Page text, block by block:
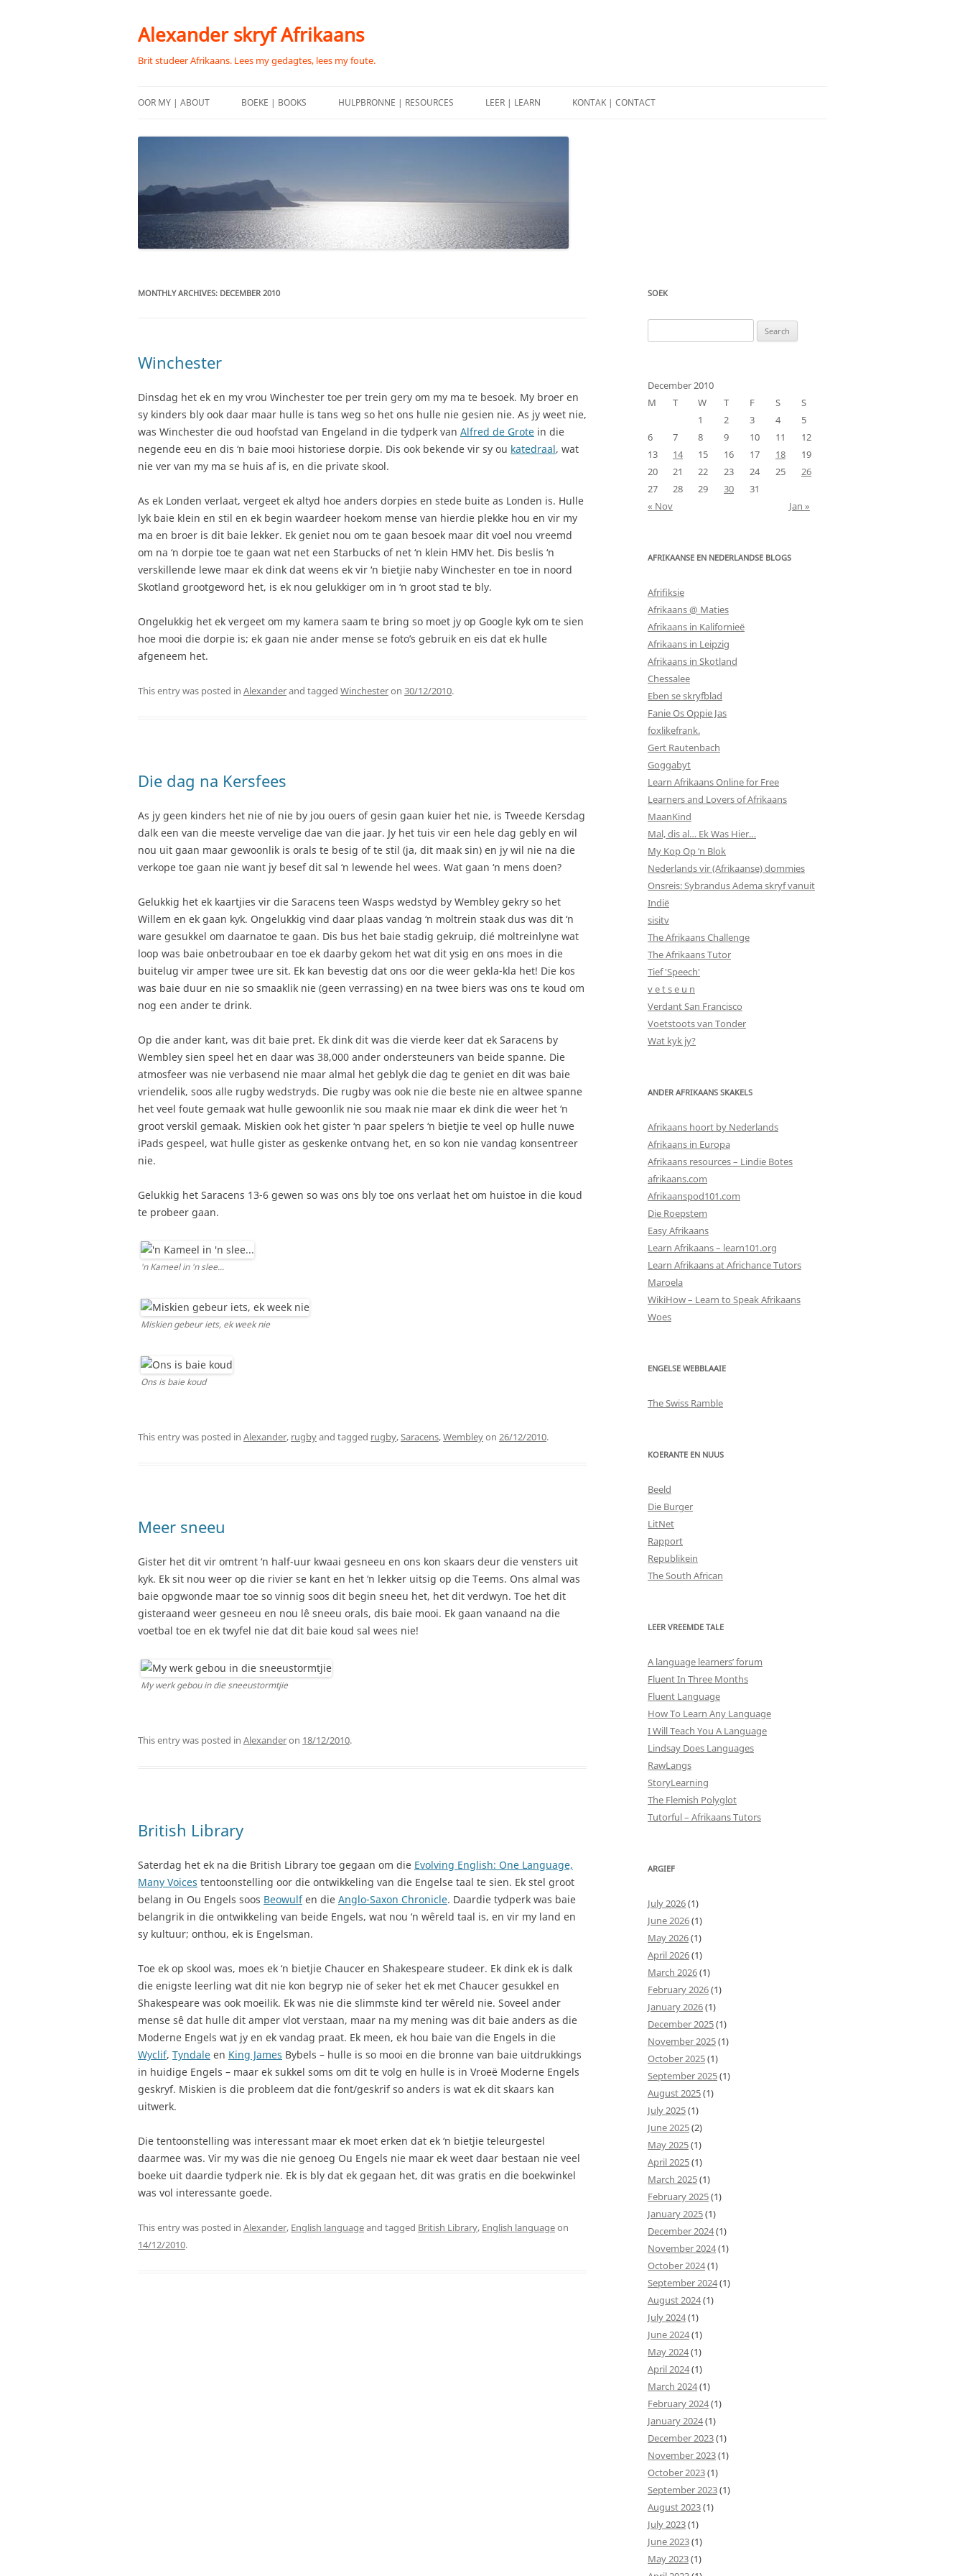
content
Alexander skryf Afrikaans
Brit studeer Afrikaans. Lees my gedagtes, lees my foute.
OOR MY | ABOUT BOEKE | BOOKS HULPBRONNE | RESOURCES LEER | LEARN KONTAK | CONTACT
MONTHLY ARCHIVES: DECEMBER 2010
Winchester
Dinsdag het ek en my vrou Winchester toe per trein gery om my ma te besoek. My broer en
sy kinders bly ook daar maar hulle is tans weg so het ons hulle nie gesien nie. As jy weet nie,
was Winchester die oud hoofstad van Engeland in die tydperk van Alfred de Grote in die
negende eeu en dis ‘n baie mooi historiese dorpie. Dis ook bekende vir sy ou katedraal, wat
nie ver van my ma se huis af is, en die private skool.
As ek Londen verlaat, vergeet ek altyd hoe anders dorpies en stede buite as Londen is. Hulle
lyk baie klein en stil en ek begin waardeer hoekom mense van hierdie plekke hou en vir my
ma en broer is dit baie lekker. Ek geniet nou om te gaan besoek maar dit voel nou vreemd
om na ‘n dorpie toe te gaan wat net een Starbucks of net ‘n klein HMV het. Dis beslis ‘n
verskillende lewe maar ek dink dat weens ek vir ‘n bietjie naby Winchester en toe in noord
Skotland grootgeword het, is ek nou gelukkiger om in ‘n groot stad te bly.
Ongelukkig het ek vergeet om my kamera saam te bring so moet jy op Google kyk om te sien
hoe mooi die dorpie is; ek gaan nie ander mense se foto’s gebruik en eis dat ek hulle
afgeneem het.
This entry was posted in Alexanderand tagged Winchesteron 30/12/2010.
Die dag na Kersfees
As jy geen kinders het nie of nie by jou ouers of gesin gaan kuier het nie, is Tweede Kersdag
dalk een van die meeste vervelige dae van die jaar. Jy het tuis vir een hele dag gebly en wil
nou uit gaan maar gewoonlik is orals te besig of te stil (ja, dit maak sin) en jy wil nie na die
verkope toe gaan nie want jy besef dit sal ‘n lewende hel wees. Wat gaan ‘n mens doen?
Gelukkig het ek kaartjies vir die Saracens teen Wasps wedstyd by Wembley gekry so het
Willem en ek gaan kyk. Ongelukkig vind daar plaas vandag ‘n moltrein staak dus was dit ‘n
ware gesukkel om daarnatoe te gaan. Dis bus het baie stadig gekruip, dié moltreinlyne wat
loop was baie onbetroubaar en toe ek daarby gekom het wat dit ysig en ons moes in die
buitelug vir amper twee ure sit. Ek kan bevestig dat ons oor die weer gekla-kla het! Die kos
was baie duur en nie so smaaklik nie (geen verrassing) en na twee biers was ons te koud om
nog een ander te drink.
Op die ander kant, was dit baie pret. Ek dink dit was die vierde keer dat ek Saracens by
Wembley sien speel het en daar was 38,000 ander ondersteuners van beide spanne. Die
atmosfeer was nie verbasend nie maar almal het geblyk die dag te geniet en dit was baie
vriendelik, soos alle rugby wedstryds. Die rugby was ook nie die beste nie en altwee spanne
het veel foute gemaak wat hulle gewoonlik nie sou maak nie maar ek dink die weer het ‘n
groot verskil gemaak. Miskien ook het gister ‘n paar spelers ‘n bietjie te veel op hulle nuwe
iPads gespeel, wat hulle gister as geskenke ontvang het, en so kon nie vandag konsentreer
nie.
Gelukkig het Saracens 13-6 gewen so was ons bly toe ons verlaat het om huistoe in die koud
te probeer gaan.
'n Kameel in 'n slee...
Miskien gebeur iets, ek week nie
Ons is baie koud
This entry was posted in Alexander, rugbyand tagged rugby,Saracens,Wembleyon 26/12/2010.
Meer sneeu
Gister het dit vir omtrent ‘n half-uur kwaai gesneeu en ons kon skaars deur die vensters uit
kyk. Ek sit nou weer op die rivier se kant en het ‘n lekker uitsig op die Teems. Ons almal was
baie opgwonde maar toe so vinnig soos dit begin sneeu het, het dit verdwyn. Toe het dit
gisteraand weer gesneeu en nou lê sneeu orals, dis baie mooi. Ek gaan vanaand na die
voetbal toe en ek twyfel nie dat dit baie koud sal wees nie!
My werk gebou in die sneeustormtjie
This entry was posted in Alexanderon 18/12/2010.
British Library
Saterdag het ek na die British Library toe gegaan om die Evolving English: One Language,
Many Voices tentoonstelling oor die ontwikkeling van die Engelse taal te sien. Ek stel groot
belang in Ou Engels soos Beowulfen die Anglo-Saxon Chronicle. Daardie tydperk was baie
belangrik in die ontwikkeling van beide Engels, wat nou ‘n wêreld taal is, en vir my land en
sy kultuur; onthou, ek is Engelsman.
Toe ek op skool was, moes ek ‘n bietjie Chaucer en Shakespeare studeer. Ek dink ek is dalk
die enigste leerling wat dit nie kon begryp nie of seker het ek met Chaucer gesukkel en
Shakespeare was ook moeilik. Ek was nie die slimmste kind ter wêreld nie. Soveel ander
mense sê dat hulle dit amper vlot verstaan, maar na my mening was dit baie anders as die
Moderne Engels wat jy en ek vandag praat. Ek meen, ek hou baie van die Engels in die
Wyclif, Tyndale en King James Bybels – hulle is so mooi en die bronne van baie uitdrukkings
in huidige Engels – maar ek sukkel soms om dit te volg en hulle is in Vroeë Moderne Engels
geskryf. Miskien is die probleem dat die font/geskrif so anders is wat ek dit skaars kan
uitwerk.
Die tentoonstelling was interessant maar ek moet erken dat ek ‘n bietjie teleurgestel
daarmee was. Vir my was die nie genoeg Ou Engels nie maar ek weet daar bestaan nie veel
boeke uit daardie tydperk nie. Ek is bly dat ek gegaan het, dit was gratis en die boekwinkel
was vol interessante goede.
This entry was posted in Alexander, English languageand tagged British Library, English languageon
14/12/2010.
SOEK
for:
December 2010
M
T W T F S
S
1
2 3 4
5
6
7 8 9 10 11
12
13
14 15 16 17 18
19
20
21 22 23 24 25
26
27
28 29 30
31
« Nov
Jan »
AFRIKAANSE EN NEDERLANDSE BLOGS
Afrifiksie
Afrikaans @ Maties
Afrikaans in Kalifornieë
Afrikaans in Leipzig
Afrikaans in Skotland
Chessalee
Eben se skryfblad
Fanie Os Oppie Jas
foxlikefrank.
Gert Rautenbach
Goggabyt
Learn Afrikaans Online for Free
Learners and Lovers of Afrikaans
MaanKind
Mal, dis al… Ek Was Hier…
My Kop Op ‘n Blok
Nederlands vir (Afrikaanse) dommies
Onsreis: Sybrandus Adema skryf vanuit
Indië
sisitv
The Afrikaans Challenge
The Afrikaans Tutor
Tief 'Speech'
v e t s e u n
Verdant San Francisco
Voetstoots van Tonder
Wat kyk jy?
ANDER AFRIKAANS SKAKELS
Afrikaans hoort by Nederlands
Afrikaans in Europa
Afrikaans resources – Lindie Botes
afrikaans.com
Afrikaanspod101.com
Die Roepstem
Easy Afrikaans
Learn Afrikaans – learn101.org
Learn Afrikaans at Africhance Tutors
Maroela
WikiHow – Learn to Speak Afrikaans
Woes
ENGELSE WEBBLAAIE
The Swiss Ramble
KOERANTE EN NUUS
Beeld
Die Burger
LitNet
Rapport
Republikein
The South African
LEER VREEMDE TALE
A language learners’ forum
Fluent In Three Months
Fluent Language
How To Learn Any Language
I Will Teach You A Language
Lindsay Does Languages
RawLangs
StoryLearning
The Flemish Polyglot
Tutorful – Afrikaans Tutors
ARGIEF
July 2026(1)
June 2026(1)
May 2026(1)
April 2026(1)
March 2026(1)
February 2026(1)
January 2026(1)
December 2025(1)
November 2025(1)
October 2025(1)
September 2025(1)
August 2025(1)
July 2025(1)
June 2025(2)
May 2025(1)
April 2025(1)
March 2025(1)
February 2025(1)
January 2025(1)
December 2024(1)
November 2024(1)
October 2024(1)
September 2024(1)
August 2024(1)
July 2024(1)
June 2024(1)
May 2024(1)
April 2024(1)
March 2024(1)
February 2024(1)
January 2024(1)
December 2023(1)
November 2023(1)
October 2023(1)
September 2023(1)
August 2023(1)
July 2023(1)
June 2023(1)
May 2023(1)